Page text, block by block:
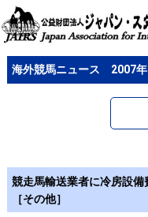
海外競馬ニュース 2007
競走馬輸送業者に冷房設備
［その他］